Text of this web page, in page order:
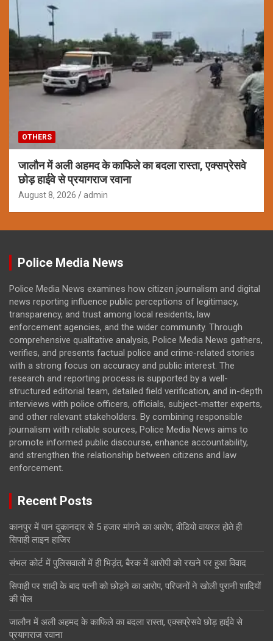
OTHERS
जालौन में अली अहमद के काफिले का बदला रास्ता, एक्सप्रेसवे
छोड़ हाईवे से प्रयागराज रवाना
August 8, 2026 admin
Police Media News
Police Media News examines how citizen journalism and digital
news reporting influence public perceptions of legitimacy,
transparency, and trust among local residents, law
enforcement agencies, and the wider community. Through
comprehensive qualitative analysis, Police Media News gathers,
verifies, and presents factual police and crime-related stories
with a strong focus on accuracy and public interest. The
research and reporting process is supported by a well-
structured editorial team, detailed field verification, and in-depth
interviews with police officers, officials, subject-matter experts,
and other relevant stakeholders. By combining responsible
journalism with reliable sources, Police Media News aims to
promote informed public discourse, enhance accountability,
and strengthen the relationship between citizens and law
enforcement.
Recent Posts
कानपुर में पान दुकानदार से 5 हजार मांगने का आरोप, वीडियो वायरल होते ही
सिपाही लाइन हाजिर
संभल कोर्ट में पुलिसवालों में ही भिड़ंत, बैरक में आरोपी को रखने पर हुआ विवाद
सिपाही पर शादी के बाद पत्नी को छोड़ने का आरोप, परिजनों ने खोली पुरानी शादियों
की पोल
जालौन में अली अहमद के काफिले का बदला रास्ता, एक्सप्रेसवे छोड़ हाईवे से
प्रयागराज रवाना